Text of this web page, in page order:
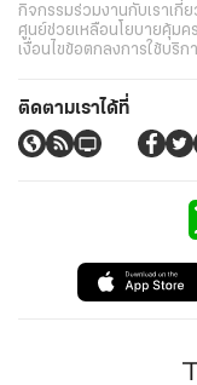
กิจกรรมร่วมงานกับเราเกี่
ศูนย์ช่วยเหลือนโยบายคุ้มค
เงื่อนไขข้อตกลงการใช้บริก
ติดตามเราได้ที่